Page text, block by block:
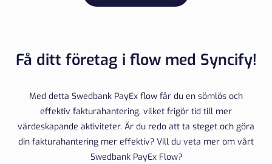
Få ditt företag i flow med Syncify!
Med detta Swedbank PayEx flow får du en sömlös och
effektiv fakturahantering, vilket frigör tid till mer
värdeskapande aktiviteter. Är du redo att ta steget och göra
din fakturahantering mer effektiv? Vill du veta mer om vårt
Swedbank PayEx Flow?